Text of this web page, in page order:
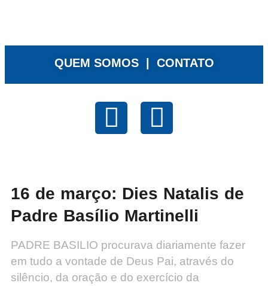
QUEM SOMOS | CONTATO
16 de março: Dies Natalis de
Padre Basílio Martinelli
PADRE BASILIO procurava diariamente fazer
em tudo a vontade de Deus Pai, através do
silêncio, da oração e do exercício da